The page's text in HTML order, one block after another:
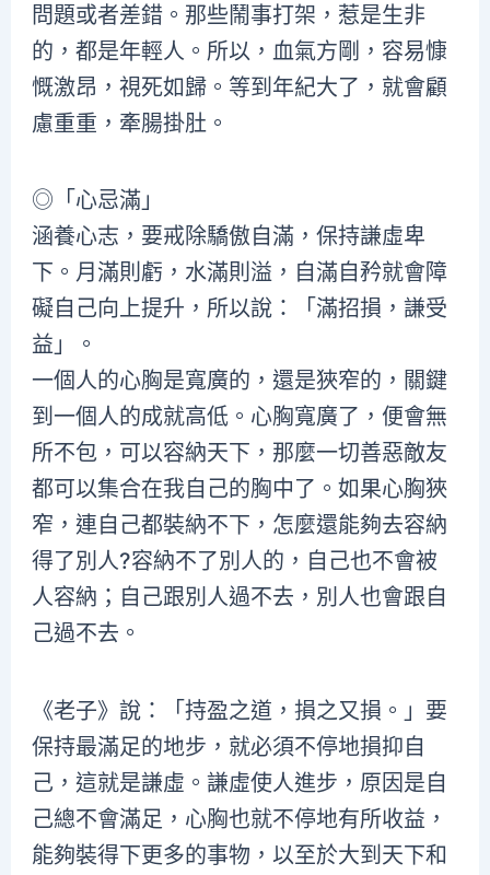
問題或者差錯。那些鬧事打架，惹是生非
的，都是年輕人。所以，血氣方剛，容易慷
慨激昂，視死如歸。等到年紀大了，就會顧
慮重重，牽腸掛肚。
◎「心忌滿」
涵養心志，要戒除驕傲自滿，保持謙虛卑
下。月滿則虧，水滿則溢，自滿自矜就會障
礙自己向上提升，所以說：「滿招損，謙受
益」。
一個人的心胸是寬廣的，還是狹窄的，關鍵
到一個人的成就高低。心胸寬廣了，便會無
所不包，可以容納天下，那麼一切善惡敵友
都可以集合在我自己的胸中了。如果心胸狹
窄，連自己都裝納不下，怎麼還能夠去容納
得了別人?容納不了別人的，自己也不會被
人容納；自己跟別人過不去，別人也會跟自
己過不去。
《老子》說：「持盈之道，損之又損。」要
保持最滿足的地步，就必須不停地損抑自
己，這就是謙虛。謙虛使人進步，原因是自
己總不會滿足，心胸也就不停地有所收益，
能夠裝得下更多的事物，以至於大到天下和